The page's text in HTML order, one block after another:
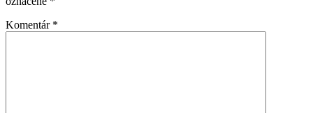
Komentár *